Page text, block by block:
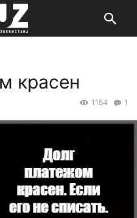
красен
1
1154